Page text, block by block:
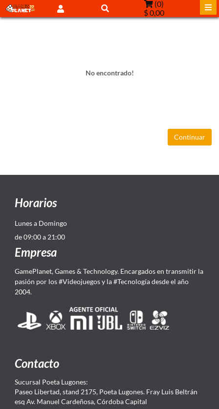
(0)
$ 0,00
No encontrado!
Continuar
Horarios
Lunes a Domingo
de 09:00 a 21:00
Empresa
GamePlanet, Games & Technology. Encargados en transmitir la
pasión por los #Videojuegos y la #Tecnología desde el año
2004.
Contacto
Sucursal Poeta Lugones:
Paseo Libertad, stand 2175, Poeta Lugones. Fray Luis Beltrán
esq Av. Manuel Cardeñosa, Córdoba Capital